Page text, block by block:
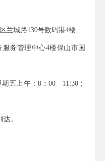
兰城路130号数码港4楼
服务管理中心4楼保山市国
期五上午：8 ：00—11:30 ；
。